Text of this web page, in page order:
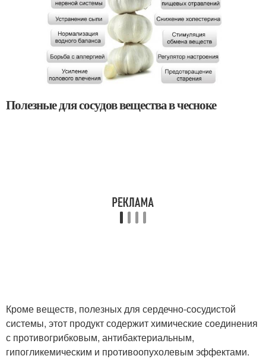
Полезные для сосудов вещества в чесноке
Кроме веществ, полезных для сердечно-сосудистой
системы, этот продукт содержит химические соединения
с противогрибковым, антибактериальным,
гипогликемическим и противоопухолевым эффектами.